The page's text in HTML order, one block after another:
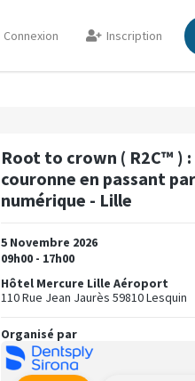
Connexion Inscription
Root to crown ( R2C™ ) :
couronne en passant
numérique - Lille
5 Novembre 2026
09h00 - 17h00
Hôtel Mercure Lille Aéroport
110 Rue Jean Jaurès 59810 Lesquin
Organisé par